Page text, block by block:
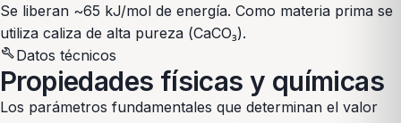
Se liberan ~65 kJ/mol de energía. Como materia prima se
utiliza caliza de alta pureza (CaCO₃).
buildDatos técnicos
Propiedades físicas y químicas
Los parámetros fundamentales que determinan el valor